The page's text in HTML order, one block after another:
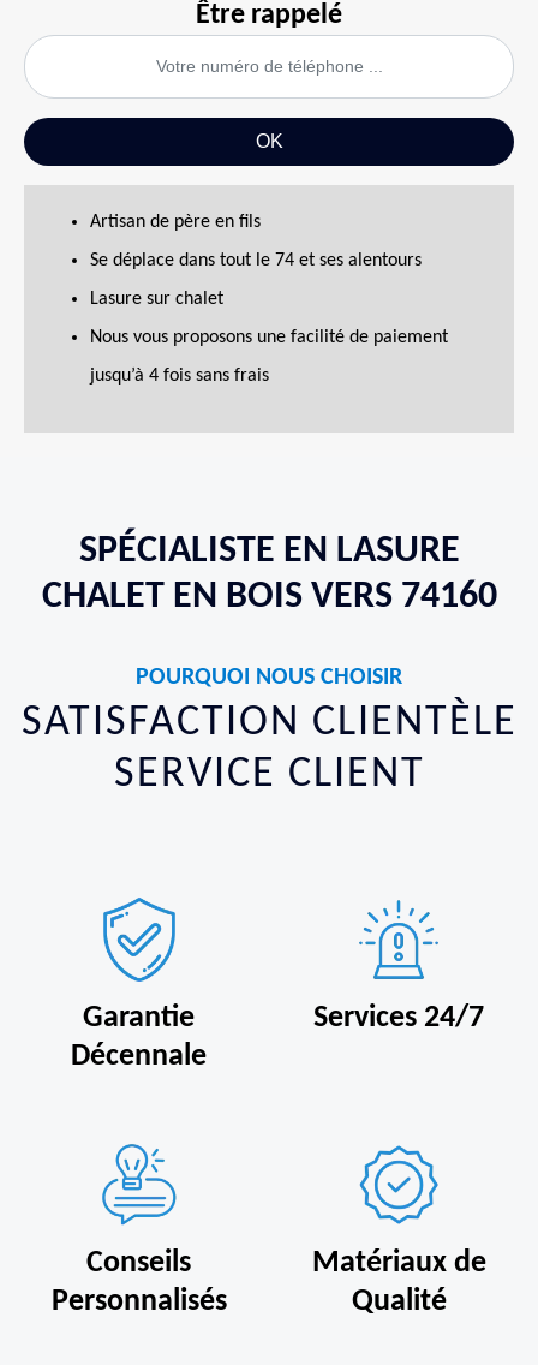
Être rappelé
Artisan de père en fils
Se déplace dans tout le 74 et ses alentours
Lasure sur chalet
Nous vous proposons une facilité de paiement
jusqu’à 4 fois sans frais
SPÉCIALISTE EN LASURE
CHALET EN BOIS VERS 74160
POURQUOI NOUS CHOISIR
SATISFACTION CLIENTÈLE
SERVICE CLIENT
Garantie
Décennale
Services 24/7
Conseils
Personnalisés
Matériaux de
Qualité